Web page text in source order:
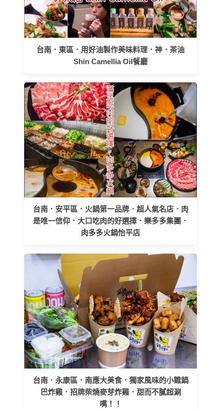
台南．東區．用好油製作美味料理．神．茶油
Shin Camellia Oil餐廳
台南．安平區．火鍋第一品牌．超人氣名店．肉
是唯一信仰．大口吃肉的好選擇．樂多多集團．
肉多多火鍋怡平店
台南．永康區．南應大美食．獨家風味的小雛鍋
巴炸雞．招牌柴燒麥芽炸雞．甜而不膩超涮
嘴！！